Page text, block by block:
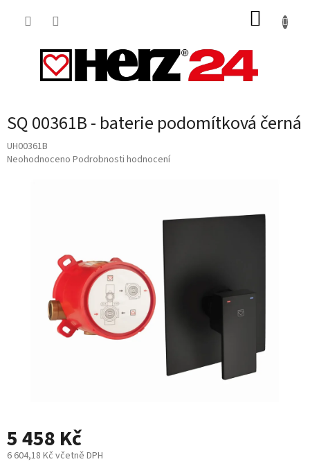
SQ 00361B - baterie podomítková černá
UH00361B
Průměrné
Neohodnoceno Podrobnosti hodnocení
5 458 Kč
6 604,18 Kč včetně DPH